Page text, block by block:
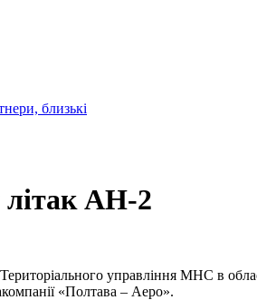
близькі
АН-2
управління МНС в
«Полтава – Аеро».